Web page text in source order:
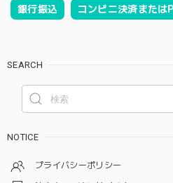
銀行振込 コンビニ決済または
SEARCH
NOTICE
プライバシーポリシー